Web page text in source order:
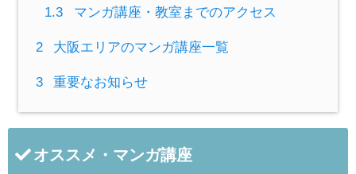
1.3 マンガ講座・教室までのアクセス
2 大阪エリアのマンガ講座一覧
3 重要なお知らせ
オススメ・マンガ講座